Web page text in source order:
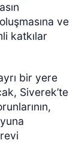
ve
katkılar
bir yere
Siverek’te